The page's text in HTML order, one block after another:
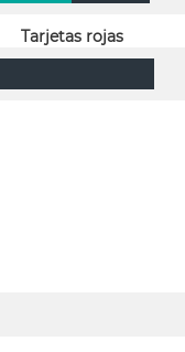
Tarjetas rojas